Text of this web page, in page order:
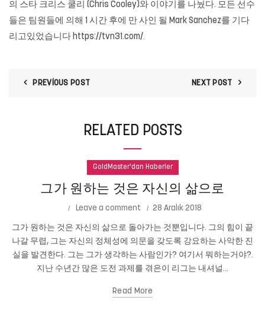
의 스타 크리스 쿨리 (Chris Cooley)와 이야기를 나눴다. 모든 선수
들은 팀원들에 의해 1 시간 후에 만 ​​사인 될 Mark Sanchez를 기다
리고있었습니다 https://tvn31.com/.
PREVIOUS POST NEXT POST
RELATED POSTS
GoldMaster'dan Haberler
그가 원하는 것은 자신의 삶으로
Leave a comment 28 Aralık 2018
그가 원하는 것은 자신의 삶으로 돌아가는 것뿐입니다. 그의 힘이 끝
나갈 무렵, 그는 자신의 정체성에 의문을 갖도록 강요하는 사악한 진
실을 발견한다. 그는 그가 생각하는 사람인가? 여기서 뭐하는거야?.
지난 수년간 많은 도전 과제를 겪은이 리그는 내셔널...
Read More